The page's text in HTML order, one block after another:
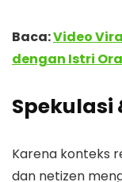
Baca:Video
dengan Istri
Spekulasi
Karena konteks
dan netizen